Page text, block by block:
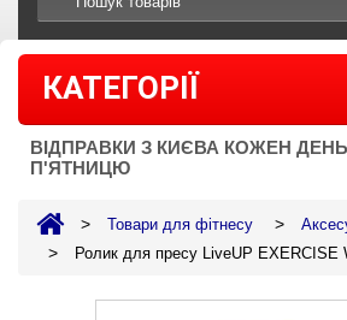
КАТЕГОРІЇ
ВІДПРАВКИ З КИЄВА КОЖЕН
П'ЯТНИЦЮ
> Товари для фітнесу >
> Ролик для пресу LiveUP EXERCISE